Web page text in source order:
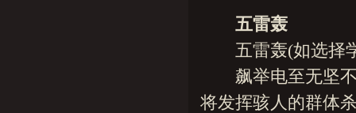
五雷轰
五雷轰(如选择学
飙举电至无坚不
将发挥骇人的群体